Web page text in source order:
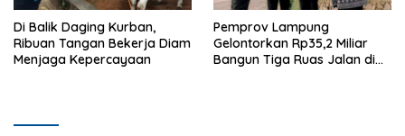
Di Balik Daging Kurban,
Ribuan Tangan Bekerja Diam
Menjaga Kepercayaan
Pemprov Lampung
Gelontorkan Rp35,2 Miliar
Bangun Tiga Ruas Jalan di